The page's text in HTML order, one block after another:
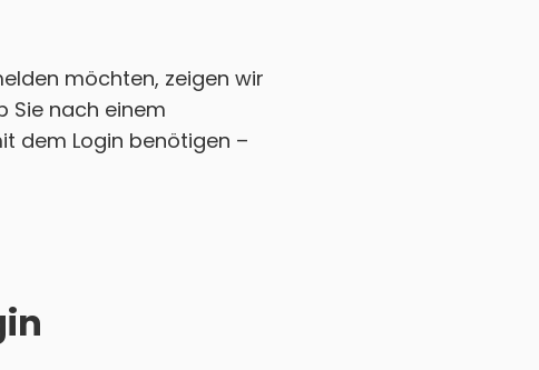
möchten, zeigen wir
Sie nach einem
dem Login benötigen –